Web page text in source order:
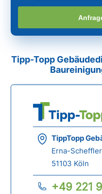
Tipp-Topp
TippTopp
Erna-
51103 Köln
+49 221